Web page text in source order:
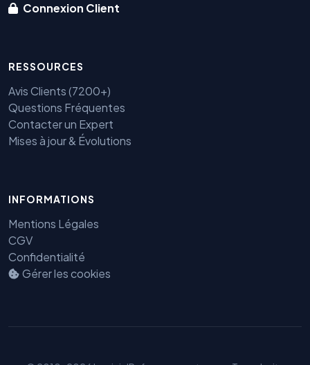
Connexion Client
RESSOURCES
Avis Clients (7200+)
Questions Fréquentes
Contacter un Expert
Mises à jour & Évolutions
INFORMATIONS
Mentions Légales
CGV
Confidentialité
Gérer les cookies